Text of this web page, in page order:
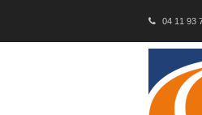
04 11 93